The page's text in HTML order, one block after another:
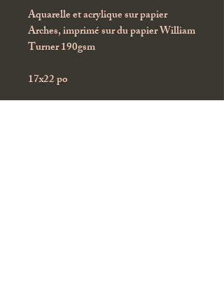
Aquarelle et acrylique sur papier
Arches, imprimé sur du papier William
Turner 190gsm
17x22 po